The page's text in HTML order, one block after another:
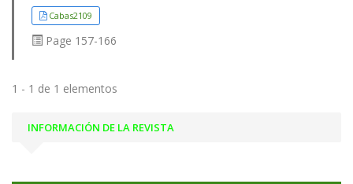
Cabas2109
Page 157-166
1 - 1 de 1 elementos
INFORMACIÓN DE LA REVISTA